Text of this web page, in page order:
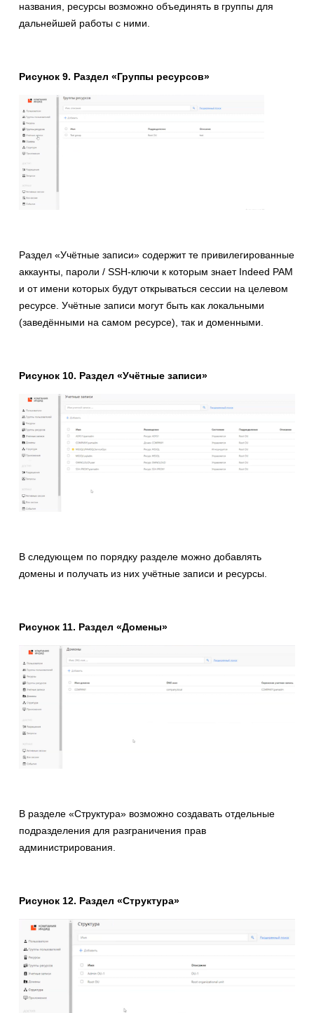
названия, ресурсы возможно объединять в группы для
дальнейшей работы с ними.
Рисунок 9. Раздел «Группы ресурсов»
Раздел «Учётные записи» содержит те привилегированные
аккаунты, пароли / SSH-ключи к которым знает Indeed PAM
и от имени которых будут открываться сессии на целевом
ресурсе. Учётные записи могут быть как локальными
(заведёнными на самом ресурсе), так и доменными.
Рисунок 10. Раздел «Учётные записи»
В следующем по порядку разделе можно добавлять
домены и получать из них учётные записи и ресурсы.
Рисунок 11. Раздел «Домены»
В разделе «Структура» возможно создавать отдельные
подразделения для разграничения прав
администрирования.
Рисунок 12. Раздел «Структура»